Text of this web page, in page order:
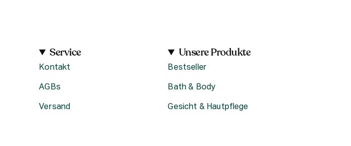
Service
Kontakt
AGBs
Versand
Unsere Produkte
Bestseller
Bath & Body
Gesicht & Hautpflege